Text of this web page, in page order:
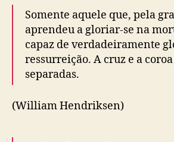
Somente aquele que, pela
aprendeu a gloriar-se na
capaz de verdadeiramente
ressurreição. A cruz e a
separadas.
(William Hendriksen)